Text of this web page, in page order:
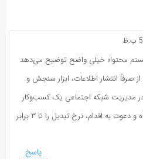
محتوا» خیلی واضح توضیح می‌دهد
صرفاً انتشار اطلاعات، ابزار سنجش و
مدیریت شبکه اجتماعی یک کسب‌وکار
نشان داده که ترکیب ویدئوهای کوتاه و دعوت به اقدام، نرخ تبدیل را تا ۳ برابر
پاسخ